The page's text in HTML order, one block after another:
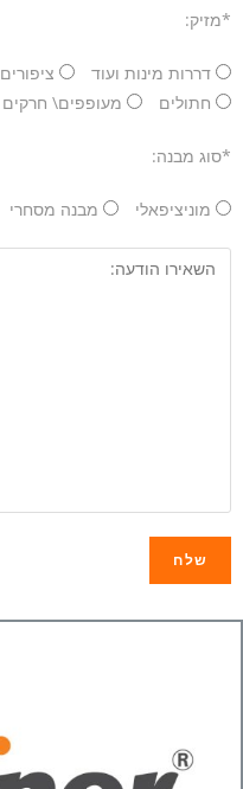
*מזיק:
דררות מינות ועוד ציפורים
חתולים
מעופפים\ חרקים
*סוג מבנה:
מוניציפאלי מבנה מסחרי